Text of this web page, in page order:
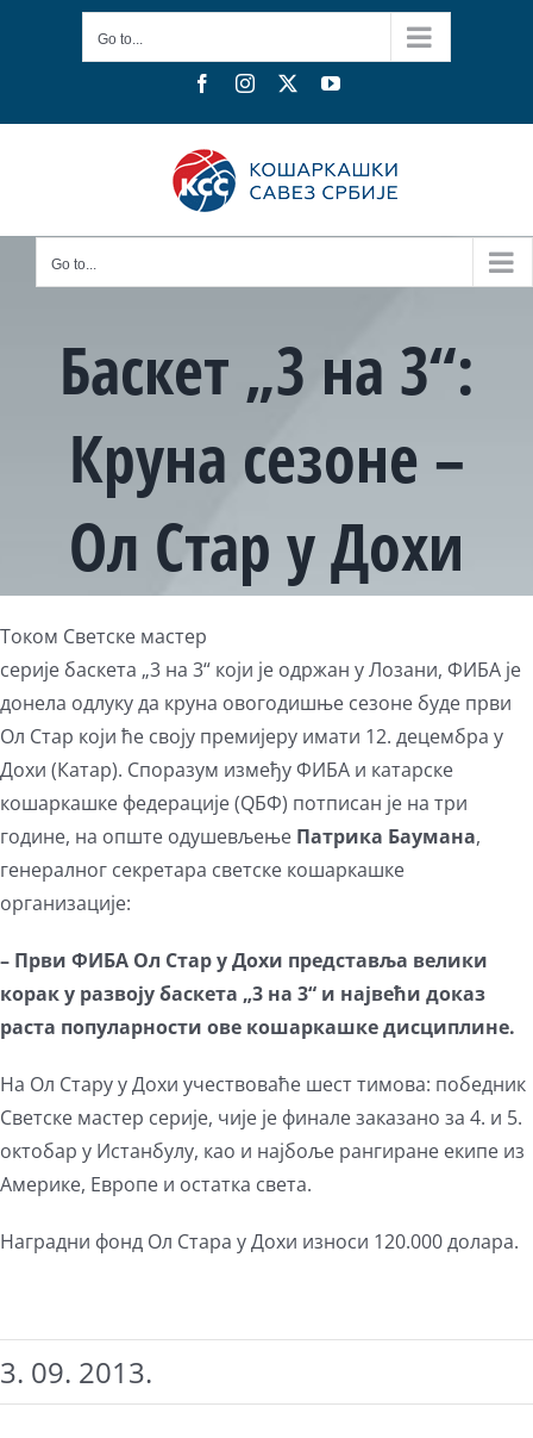
Go to...
FacebookInstagram YouTube
Go to...
Баскет „3 на 3“:
Круна сезоне –
Ол Стар у Дохи
Током Светске мастер
серије баскета „3 на 3“ који је одржан у Лозани, ФИБА је
донела одлуку да круна овогодишње сезоне буде први
Ол Стар који ће своју премијеру имати 12. децембра у
Дохи (Катар). Споразум између ФИБА и катарске
кошаркашке федерације (QБФ) потписан је на три
године, на опште одушевљење Патрика Баумана,
генералног секретара светске кошаркашке
организације:
– Први ФИБА Ол Стар у Дохи представља велики
корак у развоју баскета „3 на 3“ и највећи доказ
раста популарности ове кошаркашке дисциплине.
На Ол Стару у Дохи учествоваће шест тимова: победник
Светске мастер серије, чије је финале заказано за 4. и 5.
октобар у Истанбулу, као и најбоље рангиране екипе из
Америке, Европе и остатка света.
Наградни фонд Ол Стара у Дохи износи 120.000 долара.
3. 09. 2013.